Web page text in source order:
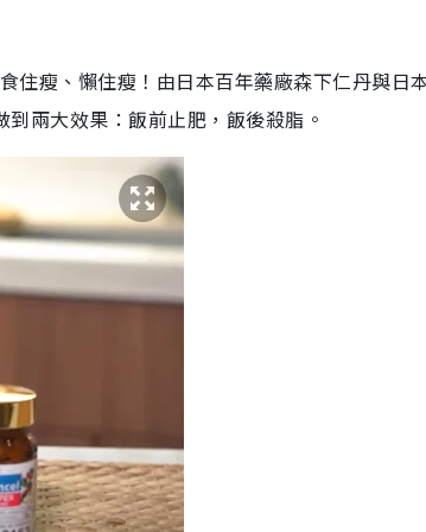
住瘦、懶住瘦！由日本百年藥廠森下仁丹與日
兩大效果：飯前止肥，飯後殺脂。